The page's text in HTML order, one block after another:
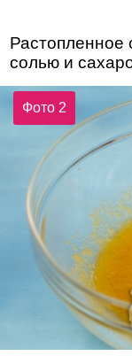
Растопленное
солью и
Фото 2